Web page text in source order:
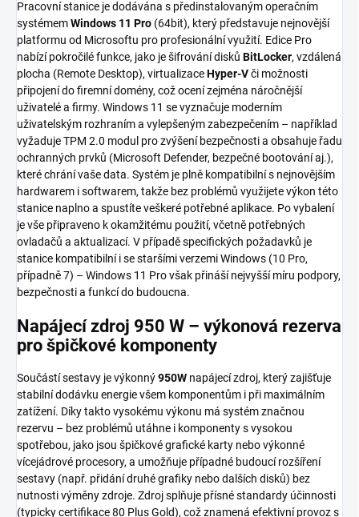
Pracovní stanice je dodávána s předinstalovaným operačním
systémemWindows 11 Pro (64bit), který představuje nejnovější
platformu od Microsoftu pro profesionální využití. Edice Pro
nabízí pokročilé funkce, jako je šifrování disků BitLocker, vzdálená
plocha (Remote Desktop), virtualizaceHyper-Vči možnosti
připojení do firemní domény, což ocení zejména náročnější
uživatelé a firmy. Windows 11 se vyznačuje moderním
uživatelským rozhraním a vylepšeným zabezpečením – například
vyžaduje TPM 2.0 modul pro zvýšení bezpečnosti a obsahuje řadu
ochranných prvků (Microsoft Defender, bezpečné bootování aj.),
které chrání vaše data. Systém je plně kompatibilní s nejnovějším
hardwarem i softwarem, takže bez problémů využijete výkon této
stanice naplno a spustíte veškeré potřebné aplikace. Po vybalení
je vše připraveno k okamžitému použití, včetně potřebných
ovladačů a aktualizací. V případě specifických požadavků je
stanice kompatibilní i se staršími verzemi Windows (10 Pro,
případně 7) – Windows 11 Pro však přináší nejvyšší míru podpory,
bezpečnosti a funkcí do budoucna.
Napájecí zdroj 950 W – výkonová rezerva
pro špičkové komponenty
Součástí sestavy je výkonný950W napájecí zdroj, který zajišťuje
stabilní dodávku energie všem komponentům i při maximálním
zatížení. Díky takto vysokému výkonu má systém značnou
rezervu – bez problémů utáhne i komponenty s vysokou
spotřebou, jako jsou špičkové grafické karty nebo výkonné
vícejádrové procesory, a umožňuje případné budoucí rozšíření
sestavy (např. přidání druhé grafiky nebo dalších disků) bez
nutnosti výměny zdroje. Zdroj splňuje přísné standardy účinnosti
(typicky certifikace 80 Plus Gold), což znamená efektivní provoz s